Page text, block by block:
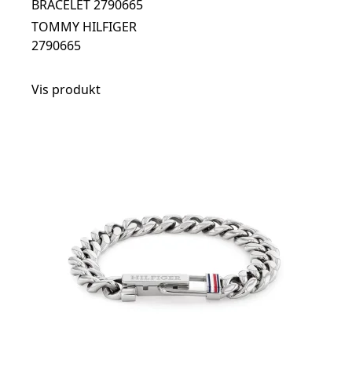
BRACELET 2790665
TOMMY HILFIGER
2790665
Vis produkt